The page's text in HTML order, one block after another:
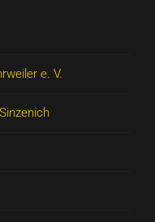
e. V.